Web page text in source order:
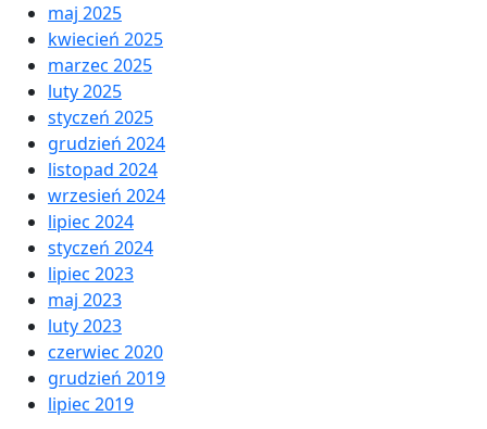
maj 2025
kwiecień 2025
marzec 2025
luty 2025
styczeń 2025
grudzień 2024
listopad 2024
wrzesień 2024
lipiec 2024
styczeń 2024
lipiec 2023
maj 2023
luty 2023
czerwiec 2020
grudzień 2019
lipiec 2019